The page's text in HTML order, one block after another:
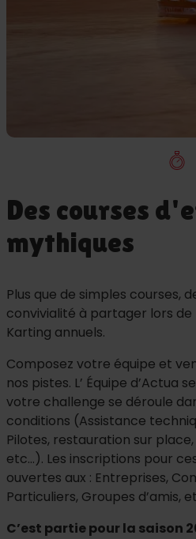
Des courses
mythiques
Plus que de simples courses,
convivialité à partager lors de
Karting annuels.
Composez votre équipe et
nos pistes. L’ Équipe d’Actua
votre challenge se déroule
conditions (Assistance
Pilotes, restauration sur
etc…). Les inscriptions pour
ouvertes aux : Entreprises,
Particuliers, Groupes d’amis,
C’est partie pour la saison